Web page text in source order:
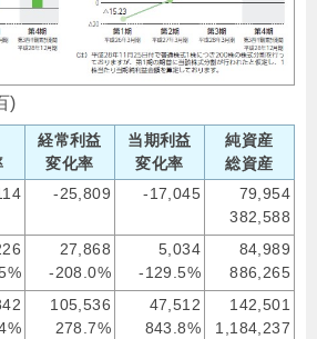
)
経常利益
変化率
当期利益
変化率
純資産
総資産
-25,809 -17,045
79,954
382,588
27,868
-208.0%
5,034
-129.5%
84,989
886,265
105,536
278.7%
47,512
843.8%
142,501
1,184,237